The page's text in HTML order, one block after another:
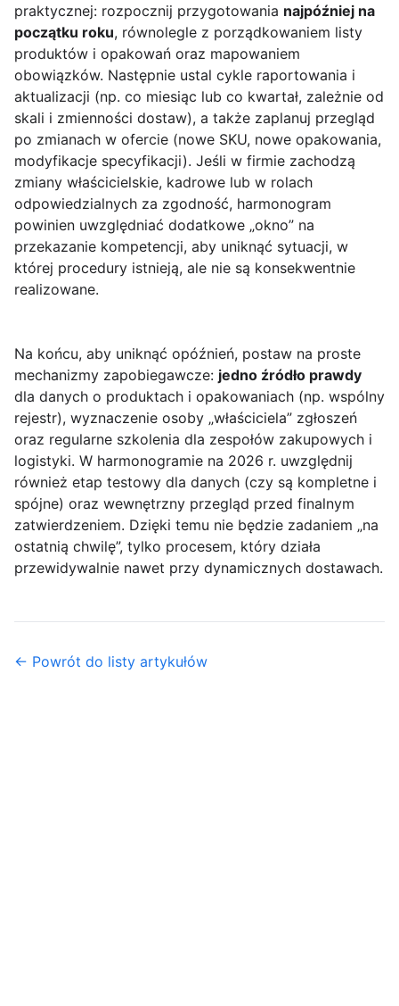
praktycznej: rozpocznij przygotowania najpóźniej na
początku roku, równolegle z porządkowaniem listy
produktów i opakowań oraz mapowaniem
obowiązków. Następnie ustal cykle raportowania i
aktualizacji (np. co miesiąc lub co kwartał, zależnie od
skali i zmienności dostaw), a także zaplanuj przegląd
po zmianach w ofercie (nowe SKU, nowe opakowania,
modyfikacje specyfikacji). Jeśli w firmie zachodzą
zmiany właścicielskie, kadrowe lub w rolach
odpowiedzialnych za zgodność, harmonogram
powinien uwzględniać dodatkowe „okno” na
przekazanie kompetencji, aby uniknąć sytuacji, w
której procedury istnieją, ale nie są konsekwentnie
realizowane.
Na końcu, aby uniknąć opóźnień, postaw na proste
mechanizmy zapobiegawcze: jedno źródło prawdy
dla danych o produktach i opakowaniach (np. wspólny
rejestr), wyznaczenie osoby „właściciela” zgłoszeń
oraz regularne szkolenia dla zespołów zakupowych i
logistyki. W harmonogramie na 2026 r. uwzględnij
również etap testowy dla danych (czy są kompletne i
spójne) oraz wewnętrzny przegląd przed finalnym
zatwierdzeniem. Dzięki temu nie będzie zadaniem „na
ostatnią chwilę”, tylko procesem, który działa
przewidywalnie nawet przy dynamicznych dostawach.
← Powrót do listy artykułów